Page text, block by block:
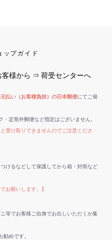
ップガイド
客様から ⇒ 荷受センターへ
払い（お客様負担）の日本郵便にてご発
定形外郵便など指定はございません。
受け取りできませんのでご注意くださ
けるなどして保護してから箱・封筒など
お願いします。】
等でお客様ご自身でお出しいただくか集
勧めです。